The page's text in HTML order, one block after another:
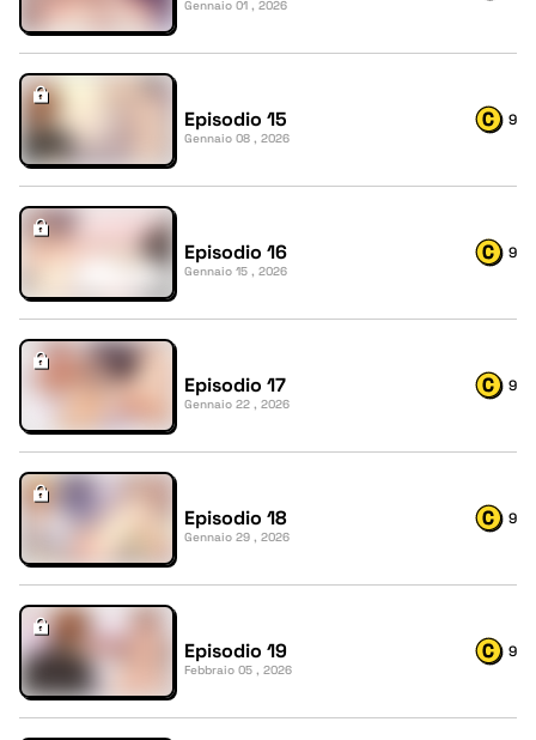
Gennaio 01 , 2026
Episodio 15
Gennaio 08 , 2026
9
Episodio 16
Gennaio 15 , 2026
9
Episodio 17
Gennaio 22 , 2026
9
Episodio 18
Gennaio 29 , 2026
9
Episodio 19
Febbraio 05 , 2026
9